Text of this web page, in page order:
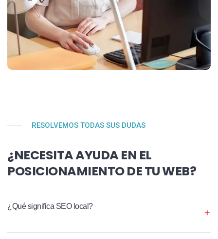
RESOLVEMOS TODAS SUS DUDAS
¿NECESITA AYUDA EN EL
POSICIONAMIENTO DE TU WEB?
¿Qué significa SEO local?